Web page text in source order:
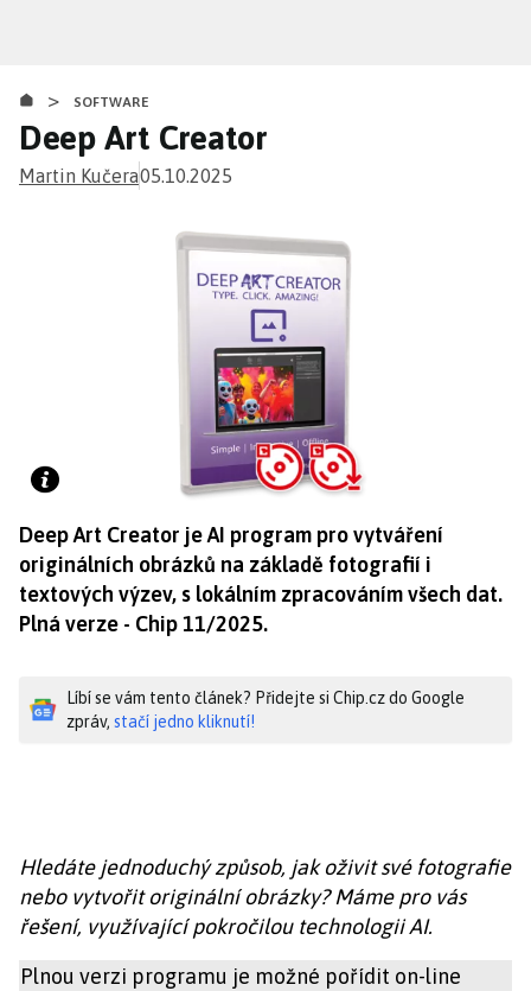
obsahu
> SOFTWARE
Deep Art Creator
Martin Kučera05.10.2025
Deep Art Creator je AI program pro vytváření
originálních obrázků na základě fotografií i
textových výzev, s lokálním zpracováním všech dat.
Plná verze - Chip 11/2025.
Líbí se vám tento článek? Přidejte si Chip.cz do Google
zpráv, stačí jedno kliknutí!
Hledáte jednoduchý způsob, jak oživit své fotografie
nebo vytvořit originální obrázky? Máme pro vás
řešení, využívající pokročilou technologii AI.
Plnou verzi programu je možné pořídit on-line